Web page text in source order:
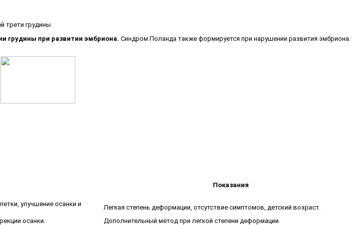
трети грудины.
грудины при развитии эмбриона. Синдром Поланда также формируется при нарушении развития эмбриона.
Показания
улучшение осанки и
Легкая степень деформации, отсутствие симптомов, детский возраст.
осанки.
Дополнительный метод при легкой степени деформации.